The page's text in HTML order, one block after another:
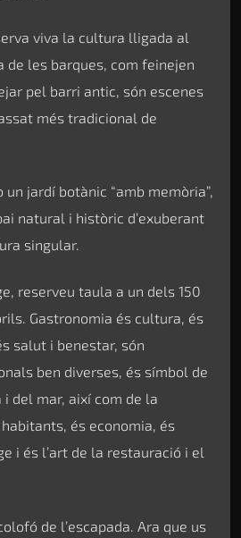
viva la cultura lligada al
de les barques, com feinejen
pel barri antic, són escenes
més tradicional de
jardí botànic “amb memòria”,
natural i històric d’exuberant
singular.
reserveu taula a un dels 150
Gastronomia és cultura, és
salut i benestar, són
ben diverses, és símbol de
del mar, així com de la
és economia, és
i és l’art de la restauració i el
de l’escapada. Ara que us